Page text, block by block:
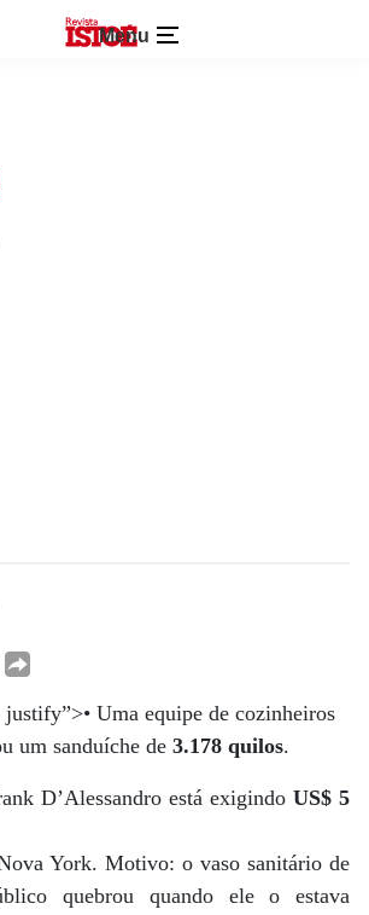
Menu
Uma equipe de cozinheiros
um sanduíche de 3.178 quilos.
D’Alessandro está exigindo US$ 5
York. Motivo: o vaso sanitário de
quebrou quando ele o estava